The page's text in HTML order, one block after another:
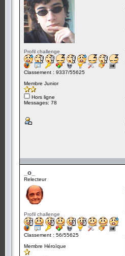
Profil challenge
Classement : 9337/55625
Membre Junior
Hors ligne
Messages: 78
_o_
Relecteur
Profil challenge
Classement : 56/55625
Membre Héroïque